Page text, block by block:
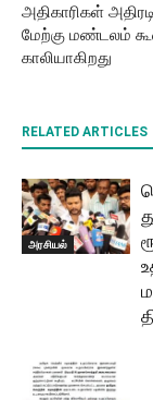
அதிகாரிகள்
மேற்கு மண்டலம்
காலியாகிறது
RELATED ARTICLES
அரசியல்